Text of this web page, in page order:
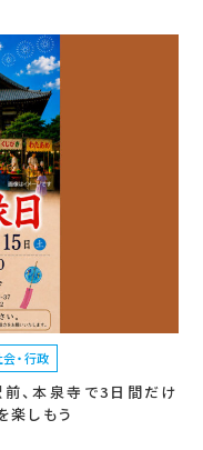
・行政
、本泉寺で3日間だけ
楽しもう